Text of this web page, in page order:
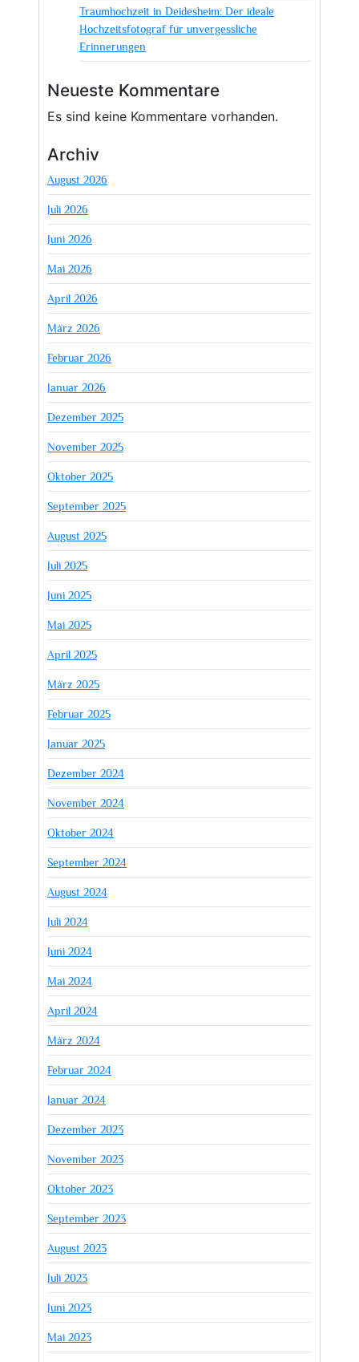
Traumhochzeit in Deidesheim: Der ideale
Hochzeitsfotograf für unvergessliche
Erinnerungen
Neueste Kommentare
Es sind keine Kommentare vorhanden.
Archiv
August 2026
Juli 2026
Juni 2026
Mai 2026
April 2026
März 2026
Februar 2026
Januar 2026
Dezember 2025
November 2025
Oktober 2025
September 2025
August 2025
Juli 2025
Juni 2025
Mai 2025
April 2025
März 2025
Februar 2025
Januar 2025
Dezember 2024
November 2024
Oktober 2024
September 2024
August 2024
Juli 2024
Juni 2024
Mai 2024
April 2024
März 2024
Februar 2024
Januar 2024
Dezember 2023
November 2023
Oktober 2023
September 2023
August 2023
Juli 2023
Juni 2023
Mai 2023